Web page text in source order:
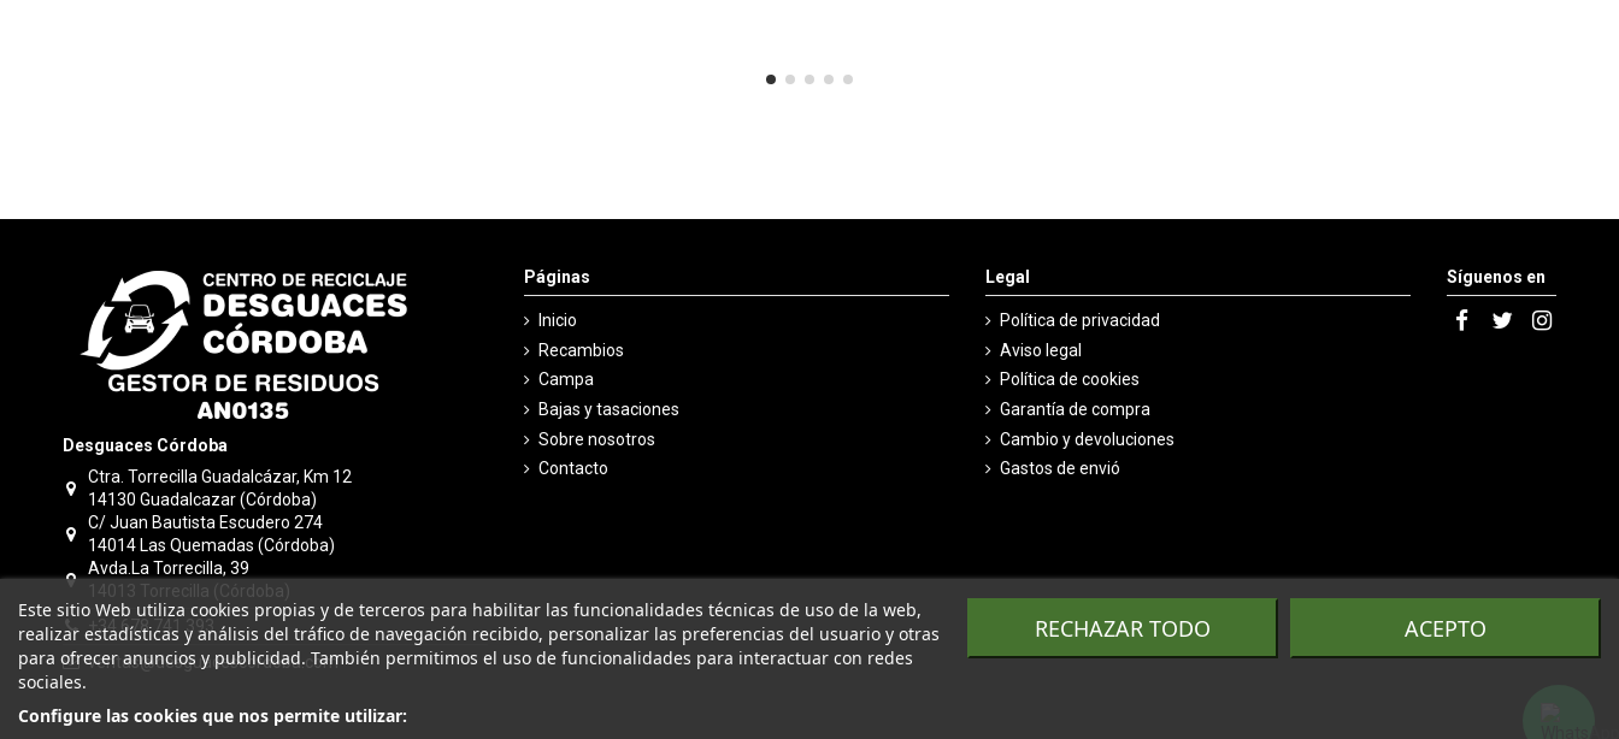
Desguaces Córdoba
Ctra. Torrecilla Guadalcázar, Km 12
14130 Guadalcazar (Córdoba)
C/ Juan Bautista Escudero 274
14014 Las Quemadas (Córdoba)
Avda.La Torrecilla, 39
14013 Torrecilla (Córdoba)
+34 678 741 393
ventas@desguacescordoba.com
Páginas
Inicio
Recambios
Campa
Bajas y tasaciones
Sobre nosotros
Contacto
Legal
Política de privacidad
Aviso legal
Política de cookies
Garantía de compra
Cambio y devoluciones
Gastos de envió
Este sitio Web utiliza cookies propias y de terceros para habilitar las funcionalidades técnicas de uso de la web,
realizar estadísticas y análisis del tráfico de navegación recibido, personalizar las preferencias del usuario y otras
para ofrecer anuncios y publicidad. También permitimos el uso de funcionalidades para interactuar con redes
sociales.
Configure las cookies que nos permite utilizar:
RECHAZAR TODO ACEPTO
Síguenos en